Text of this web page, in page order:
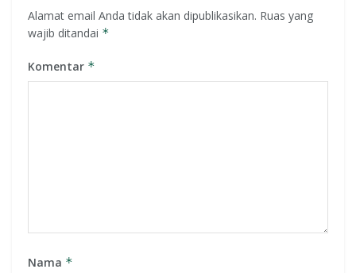
Alamat email Anda tidak akan dipublikasikan. Ruas yang
wajib ditandai *
Komentar *
Nama *